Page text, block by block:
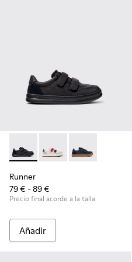
Runner - K800652-001 -
Runner - K800652-007
Runner -
Runner
79 € - 89 €
Precio final acorde a la talla
Añadir